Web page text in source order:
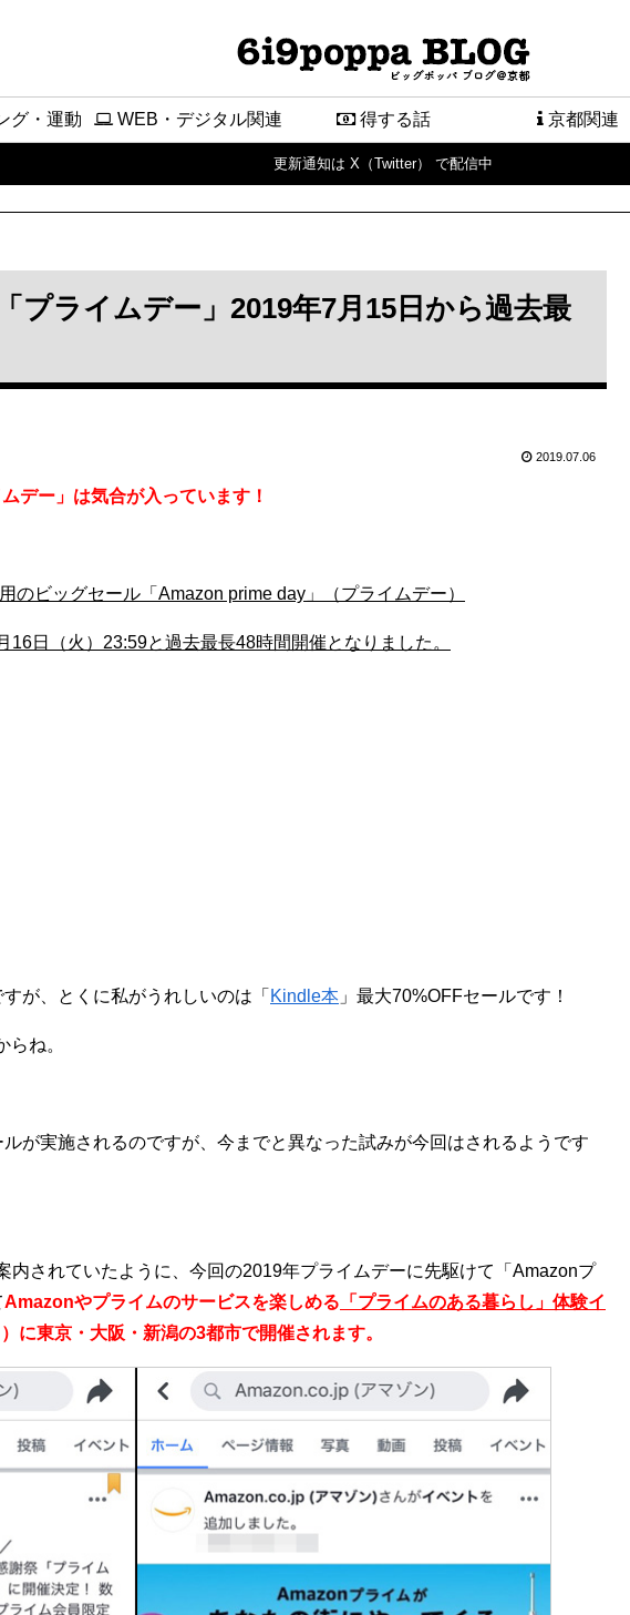
グ・運動 WEB・デジタル関連 得する話 京都関連
更新通知は X（Twitter） で配信中
プライムデー」2019年7月15日から過去最
2019.07.06
デー」は気合が入っています！
のビッグセール「Amazon prime day」（プライムデー）
日（火）23:59と過去最長48時間開催となりました。
が、とくに私がうれしいのは「 Kindle本 」最大70%OFFセールです！
らね。
が実施されるのですが、今までと異なった試みが今回はされるようです
内されていたように、今回の2019年プライムデーに先駆けて「Amazonプ
Amazonやプライムのサービスを楽しめる 「プライムのある暮らし」体験イ
に東京・大阪・新潟の3都市で開催されます。